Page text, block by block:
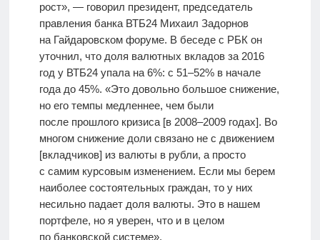
рост», — говорил президент, председатель
правления банка ВТБ24 Михаил Задорнов
на Гайдаровском форуме. В беседе с РБК он
уточнил, что доля валютных вкладов за 2016
год у ВТБ24 упала на 6%: с 51–52% в начале
года до 45%. «Это довольно большое снижение,
но его темпы медленнее, чем были
после прошлого кризиса [в 2008–2009 годах]. Во
многом снижение доли связано не с движением
[вкладчиков] из валюты в рубли, а просто
с самим курсовым изменением. Если мы берем
наиболее состоятельных граждан, то у них
несильно падает доля валюты. Это в нашем
портфеле, но я уверен, что и в целом
по банковской системе».